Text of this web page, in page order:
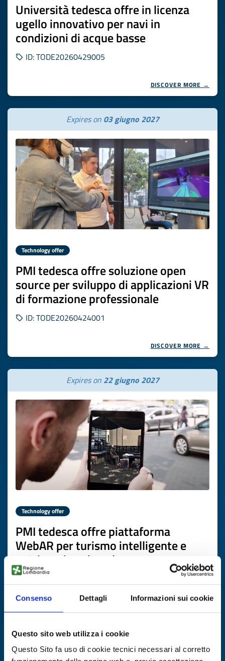
Consenso Dettagli Informazioni sui cookie
Questo sito web utilizza i cookie
Questo Sito fa uso di cookie tecnici necessari al corretto
Università tedesca offre in licenza
ugello innovativo per navi in
condizioni di acque basse
ID: TODE20260429005
DISCOVER MORE →
Expires on 03 giugno 2027
Technology offer
PMI tedesca offre soluzione open
source per sviluppo di applicazioni VR
di formazione professionale
ID: TODE20260424001
DISCOVER MORE →
Expires on 22 giugno 2027
Technology offer
PMI tedesca offre piattaforma
WebAR per turismo intelligente e
patrimonio culturale
ID: TODE20260417001